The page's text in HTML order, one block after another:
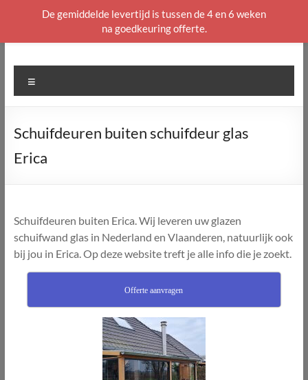
naar
Schuifdeuren buiten schuifdeur glas
Erica
Schuifdeuren buiten Erica. Wij leveren uw glazen
schuifwand glas in Nederland en Vlaanderen, natuurlijk ook
bij jou in Erica. Op deze website treft je alle info die je zoekt.
Offerte aanvragen
De gemiddelde levertijd is tussen de 4 en 6 weken
na goedkeuring offerte.